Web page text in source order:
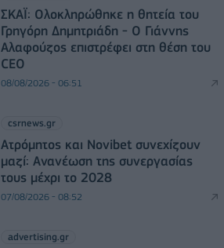
ΣΚΑΪ: Ολοκληρώθηκε η θητεία του
Γρηγόρη Δημητριάδη - Ο Γιάννης
Αλαφούζος επιστρέφει στη θέση του
CEO
08/08/2026 - 06:51
csrnews.gr
Ατρόμητος και Novibet συνεχίζουν
μαζί: Ανανέωση της συνεργασίας
τους μέχρι το 2028
07/08/2026 - 08:52
advertising.gr